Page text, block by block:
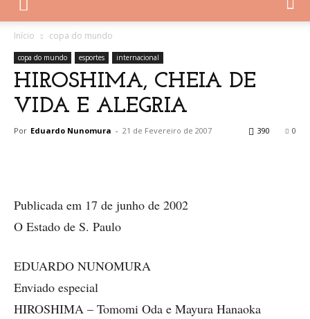
Início copa do mundo
copa do mundo esportes internacional
HIROSHIMA, CHEIA DE
VIDA E ALEGRIA
Por Eduardo Nunomura - 21 de Fevereiro de 2007 0
390
Publicada em 17 de junho de 2002
O Estado de S. Paulo
EDUARDO NUNOMURA
Enviado especial
HIROSHIMA – Tomomi Oda e Mayura Hanaoka